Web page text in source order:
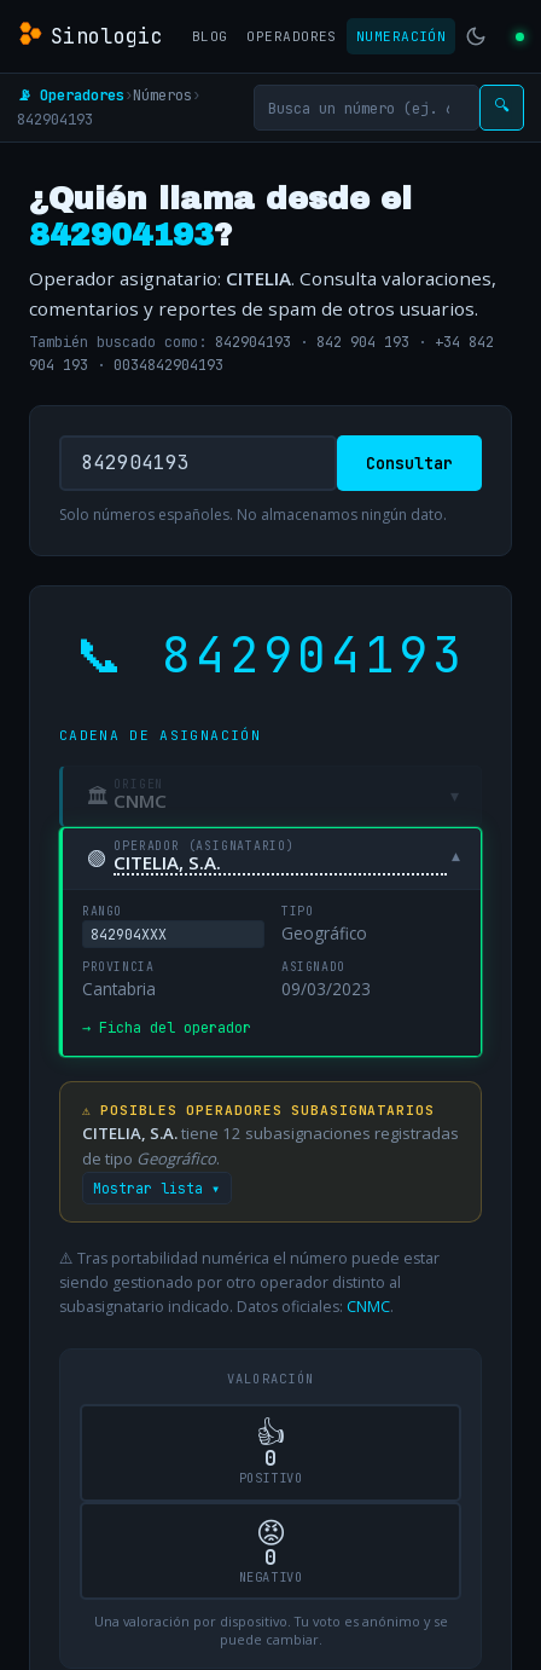
Sinologic BLOG OPERADORES NUMERACIÓN
📡 Operadores›Números›
842904193
🔍
¿Quién llama desde el
842904193?
Operador asignatario: CITELIA. Consulta valoraciones,
comentarios y reportes de spam de otros usuarios.
También buscado como: 842904193 · 842 904 193 · +34 842
904 193 · 0034842904193
Consultar
Solo números españoles. No almacenamos ningún dato.
📞 842904193
CADENA DE ASIGNACIÓN
🏛 ORIGEN
CNMC ▾
🟢 OPERADOR (ASIGNATARIO)
CITELIA, S.A. ▾
RANGO
842904XXX
TIPO
Geográfico
PROVINCIA
Cantabria
ASIGNADO
09/03/2023
→ Ficha del operador
⚠️ POSIBLES OPERADORES SUBASIGNATARIOS
CITELIA, S.A.tiene 12 subasignaciones registradas
de tipo Geográfico.
Mostrar lista ▾
⚠️ Tras portabilidad numérica el número puede estar
siendo gestionado por otro operador distinto al
subasignatario indicado. Datos oficiales: CNMC.
VALORACIÓN
👍
0
POSITIVO
😡
0
NEGATIVO
Una valoración por dispositivo. Tu voto es anónimo y se
puede cambiar.